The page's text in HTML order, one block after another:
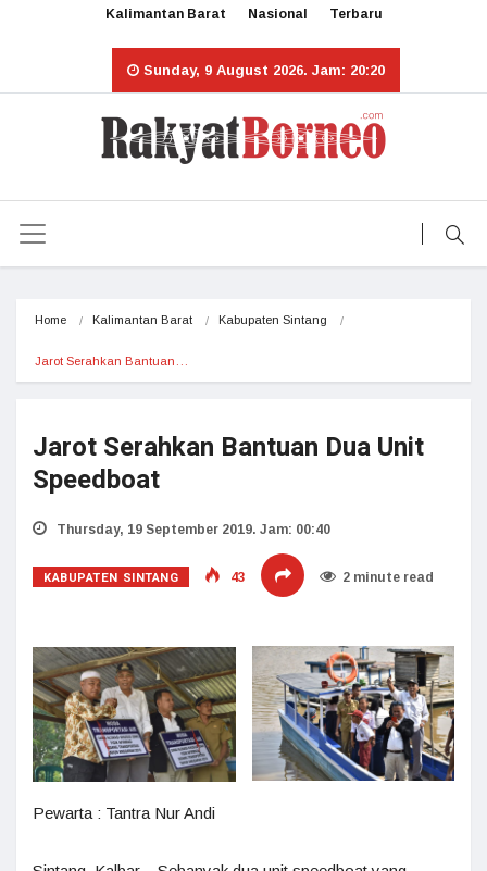
Kalimantan Barat Nasional Terbaru
Sunday, 9 August 2026. Jam: 20:20
Home Kalimantan Barat Kabupaten Sintang
Jarot Serahkan Bantuan…
Jarot Serahkan Bantuan Dua Unit
Speedboat
Thursday, 19 September 2019. Jam: 00:40
KABUPATEN SINTANG 43 2 minute read
Pewarta : Tantra Nur Andi